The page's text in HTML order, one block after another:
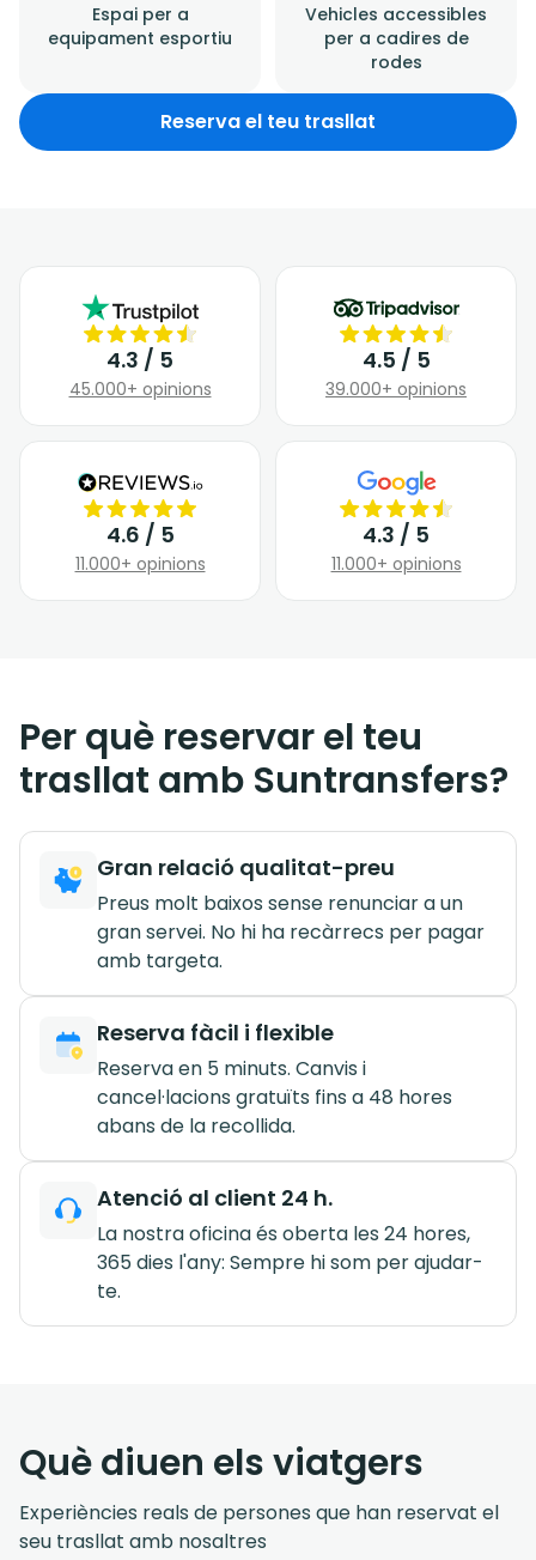
Espai per a
equipament esportiu
Vehicles accessibles
per a cadires de
rodes
Reserva el teu trasllat
4.3 / 5
45.000+ opinions
4.5 / 5
39.000+ opinions
4.6 / 5
11.000+ opinions
4.3 / 5
11.000+ opinions
Per què reservar el teu
trasllat amb Suntransfers?
Gran relació qualitat-preu
Preus molt baixos sense renunciar a un
gran servei. No hi ha recàrrecs per pagar
amb targeta.
Reserva fàcil i flexible
Reserva en 5 minuts. Canvis i
cancel·lacions gratuïts fins a 48 hores
abans de la recollida.
Atenció al client 24 h.
La nostra oficina és oberta les 24 hores,
365 dies l'any: Sempre hi som per ajudar-
te.
Què diuen els viatgers
Experiències reals de persones que han reservat el
seu trasllat amb nosaltres